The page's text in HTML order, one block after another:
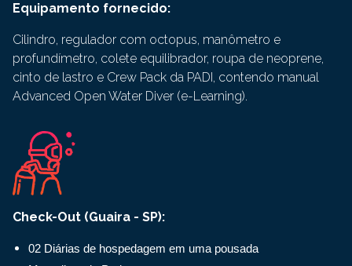
Equipamento fornecido:
Cilindro, regulador com octopus, manômetro e
profundímetro, colete equilibrador, roupa de neoprene,
cinto de lastro e Crew Pack da PADI, contendo manual
Advanced Open Water Diver (e-Learning).
Check-Out (Guaira - SP):
02 Diárias de hospedagem em uma pousada